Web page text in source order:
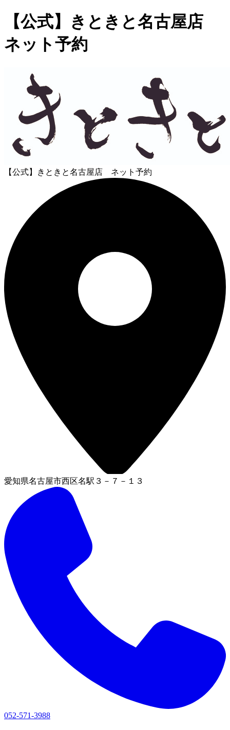
【公式】きときと名古屋店
ネット予約
【公式】きときと名古屋店 ネット予約
愛知県名古屋市西区名駅３－７－１３
052-571-3988